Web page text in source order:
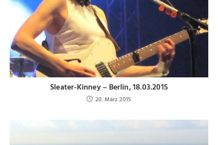
Sleater-Kinney – Berlin, 18.03.2015
20. März 2015